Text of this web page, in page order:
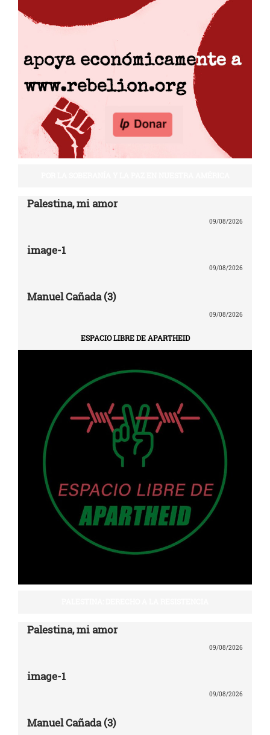
Palestina, mi amor
09/08/2026
image-1
09/08/2026
Manuel Cañada (3)
09/08/2026
ESPACIO LIBRE DE APARTHEID
Palestina, mi amor
09/08/2026
image-1
09/08/2026
Manuel Cañada (3)